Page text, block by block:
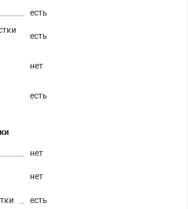
есть
есть
нет
есть
нет
нет
есть